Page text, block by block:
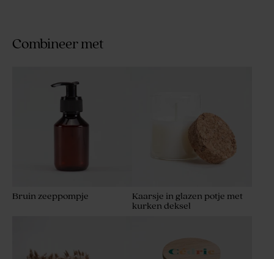
Combineer met
Bruin zeeppompje
Kaarsje in glazen potje met
kurken deksel